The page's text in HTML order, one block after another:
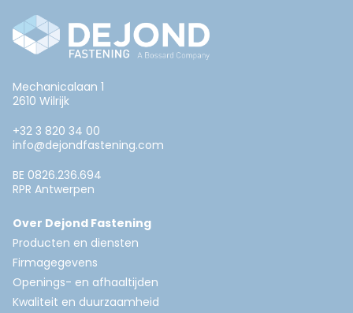
Mechanicalaan 1
2610 Wilrijk
+32 3 820 34 00
info@dejondfastening.com
BE 0826.236.694
RPR Antwerpen
Over Dejond Fastening
Producten en diensten
Firmagegevens
Openings- en afhaaltijden
Kwaliteit en duurzaamheid